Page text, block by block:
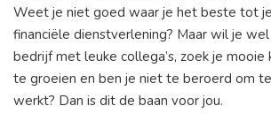
Weet je niet goed waar je het beste tot
financiële dienstverlening? Maar wil je
bedrijf met leuke collega’s, zoek je mooie
te groeien en ben je niet te beroerd om
werkt? Dan is dit de baan voor jou.